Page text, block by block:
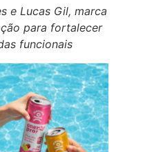
e Lucas Gil, marca
para fortalecer
funcionais